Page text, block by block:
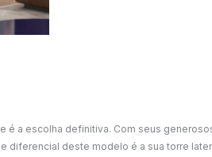
a escolha definitiva. Com seus
deste modelo é a sua torre